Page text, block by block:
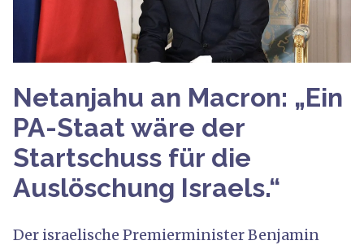
Netanjahu an Macron: „Ein
PA-Staat wäre der
Startschuss für die
Auslöschung Israels.“
Der israelische Premierminister Benjamin